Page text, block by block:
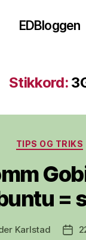
EDBloggen
Stikkord:
TIPS OG TRIKS
=
Karlstad